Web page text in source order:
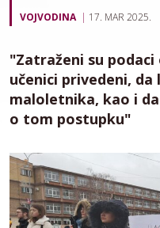
VOJVODINA 17. MAR 2025.
"Zatraženi su
učenici privedeni,
maloletnika, kao i
o tom postupku"